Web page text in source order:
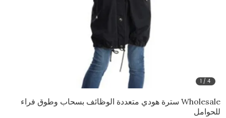
1 /4
Wholesale سترة هودي متعددة الوظائف بسحاب وطوق فراء
للحوامل